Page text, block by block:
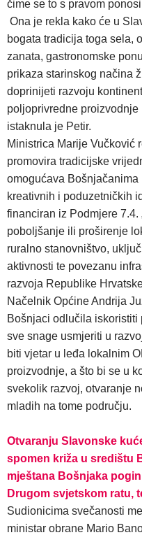
čime se to s pravom
Ona je rekla kako će u
bogata tradicija toga sela,
zanata, gastronomske
prikaza starinskog načina
doprinijeti razvoju
poljoprivredne proizvodnje
istaknula je Petir.
Ministrica Marije Vučković
promovira tradicijske
omogućava
kreativnih i poduzetničkih
financiran iz Podmjere 7.4.
poboljšanje ili proširenje
ruralno stanovništvo,
aktivnosti te povezanu
razvoja Republike
Načelnik Općine Andrija
Bošnjaci odlučila
sve snage usmjeriti u
biti vjetar u leđa lokalnim
proizvodnje, a što bi se u
svekolik razvoj, otvaranje
mladih na tome području.
Otvaranju Slavonske
spomen križa u središtu
mještana Bošnjaka
Drugom svjetskom ratu,
Sudionicima svečanosti
ministar obrane Mario